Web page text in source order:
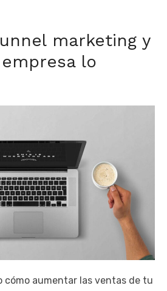
marketing y
lo
cómo aumentar las ventas de tu